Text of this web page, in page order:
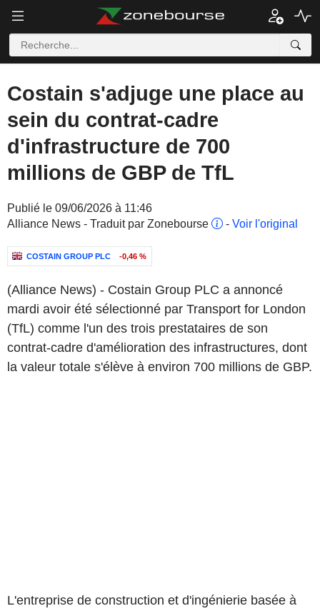
Costain s'adjuge une place au
sein du contrat-cadre
d'infrastructure de 700
millions de GBP de TfL
Publié le 09/06/2026 à 11:46
Alliance News - Traduit par Zonebourse
- Voir l'original
COSTAIN GROUP PLC -0,46 %
(Alliance News) - Costain Group PLC a annoncé
mardi avoir été sélectionné par Transport for London
(TfL) comme l'un des trois prestataires de son
contrat-cadre d'amélioration des infrastructures, dont
la valeur totale s'élève à environ 700 millions de GBP.
L'entreprise de construction et d'ingénierie basée à